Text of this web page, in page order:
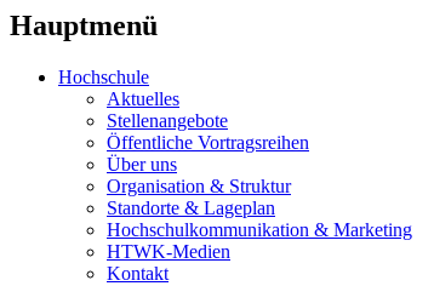
Hauptmenü
Hochschule
Aktuelles
Stellenangebote
Öffentliche Vortragsreihen
Über uns
Organisation & Struktur
Standorte & Lageplan
Hochschulkommunikation & Marketing
HTWK-Medien
Kontakt